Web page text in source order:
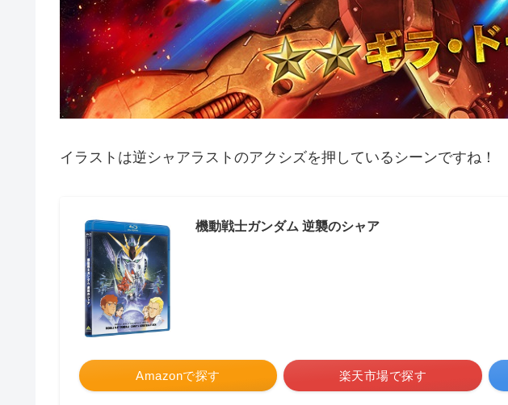
イラストは逆シャアラストのアクシズを押しているシーンですね！
機動戦士ガンダム 逆襲のシャア
Amazonで探す 楽天市場で探す